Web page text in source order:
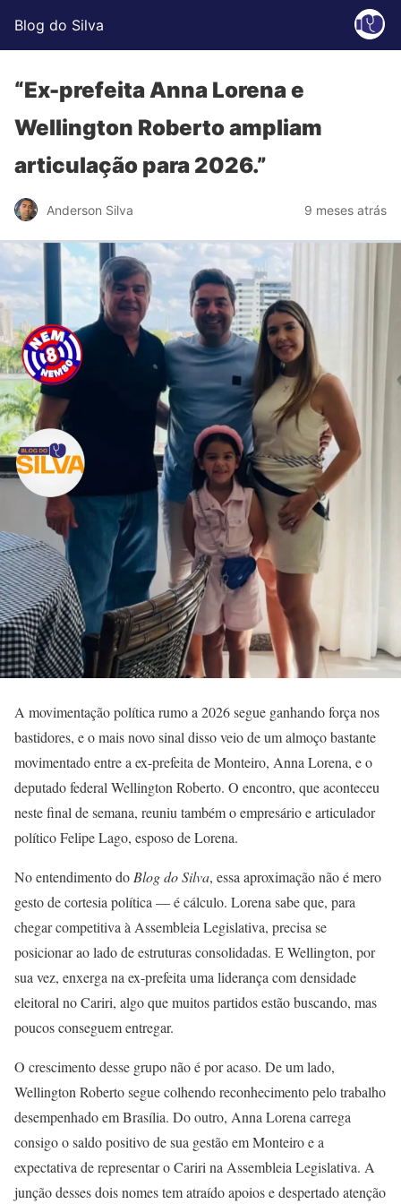
Blog do Silva
“Ex-prefeita Anna Lorena e
Wellington Roberto ampliam
articulação para 2026.”
Anderson Silva 9 meses atrás
A movimentação política rumo a 2026 segue ganhando força nos
bastidores, e o mais novo sinal disso veio de um almoço bastante
movimentado entre a ex-prefeita de Monteiro, Anna Lorena, e o
deputado federal Wellington Roberto. O encontro, que aconteceu
neste final de semana, reuniu também o empresário e articulador
político Felipe Lago, esposo de Lorena.
No entendimento do Blog do Silva, essa aproximação não é mero
gesto de cortesia política — é cálculo. Lorena sabe que, para
chegar competitiva à Assembleia Legislativa, precisa se
posicionar ao lado de estruturas consolidadas. E Wellington, por
sua vez, enxerga na ex-prefeita uma liderança com densidade
eleitoral no Cariri, algo que muitos partidos estão buscando, mas
poucos conseguem entregar.
O crescimento desse grupo não é por acaso. De um lado,
Wellington Roberto segue colhendo reconhecimento pelo trabalho
desempenhado em Brasília. Do outro, Anna Lorena carrega
consigo o saldo positivo de sua gestão em Monteiro e a
expectativa de representar o Cariri na Assembleia Legislativa. A
junção desses dois nomes tem atraído apoios e despertado atenção